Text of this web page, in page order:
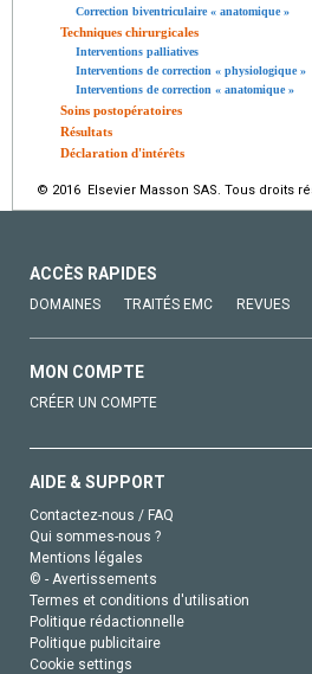
Correction biventriculaire « anatomique »
Techniques chirurgicales
Interventions palliatives
Interventions de correction « physiologique »
Interventions de correction « anatomique »
Soins postopératoires
Résultats
Déclaration d'intérêts
© 2016 Elsevier Masson SAS. Tous droits
ACCÈS RAPIDES
DOMAINES TRAITÉS EMC REVUES
MON COMPTE
CRÉER UN COMPTE
AIDE & SUPPORT
Contactez-nous / FAQ
Qui sommes-nous ?
Mentions légales
© - Avertissements
Termes et conditions d'utilisation
Politique rédactionnelle
Politique publicitaire
Cookie settings